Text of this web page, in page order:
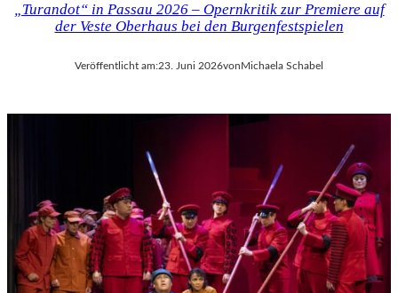
„Turandot“ in Passau 2026 – Opernkritik zur Premiere auf
der Veste Oberhaus bei den Burgenfestspielen
Veröffentlicht am:23. Juni 2026vonMichaela Schabel